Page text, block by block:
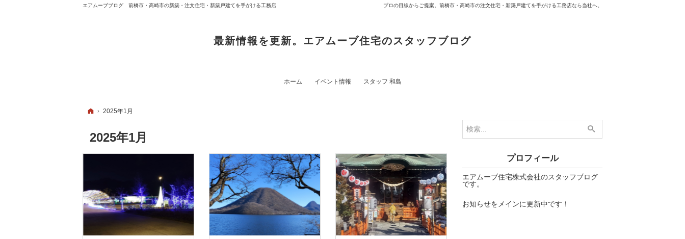
ホーム
2025年1月
2025年1月
プロの目線からご提案。前橋市・高崎市の注文住宅・新築戸建てを手がける工務店なら当社へ。
エアムーブブログ 前橋市・高崎市の新築・注文住宅・新築戸建てを手がける工務店
最新情報を更新。エアムーブ住宅のスタッフブログ
プロフィール
エアムーブ住宅株式会社のスタッフブログ
です。
お知らせをメインに更新中です！
ホーム イベント情報 スタッフ 和島